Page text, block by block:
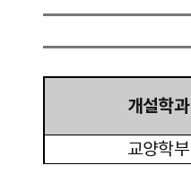
개설학과
교양학부